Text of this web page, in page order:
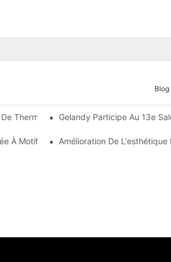
Blog
ThermoformageGelandy Participe Au 13e
À Motif Bois ? Des Plateaux Résistants
Amélioration De